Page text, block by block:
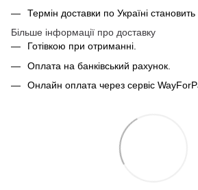
Термін доставки по Україні становить
Більше інформації про доставку
Готівкою при отриманні.
Оплата на банківський рахунок.
Онлайн оплата через сервіс